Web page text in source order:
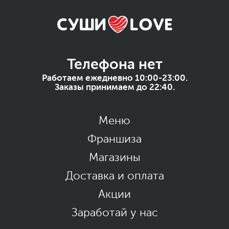
Телефона нет
Работаем ежедневно 10:00-23:00.
Заказы принимаем до 22:40.
Меню
Франшиза
Магазины
Доставка и оплата
Акции
Заработай у нас